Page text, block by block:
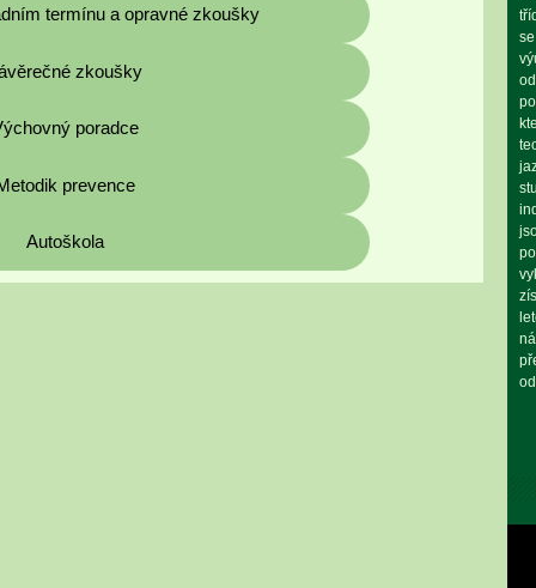
termínu a opravné zkoušky
zkoušky
poradce
prevence
Autoškola